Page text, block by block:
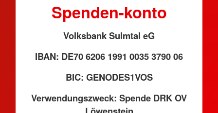
Spenden-konto
Volksbank Sulmtal eG
IBAN: DE70 6206 1991 0035 3790 06
BIC: GENODES1VOS
Verwendungszweck: Spende DRK OV